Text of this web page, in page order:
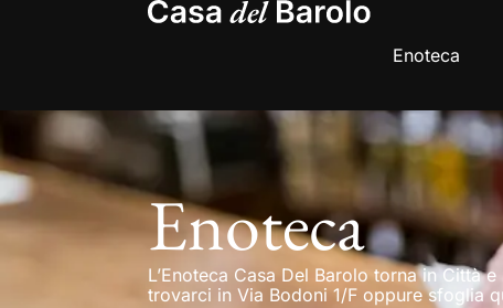
Enoteca
Enoteca
L’Enoteca Casa Del Barolo torna in Città
trovarci in Via Bodoni 1/F oppure sfoglia